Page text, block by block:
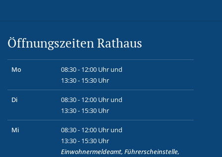
Öffnungszeiten Rathaus
Mo
08:30 - 12:00 Uhr und
13:30 - 15:30 Uhr
Di
08:30 - 12:00 Uhr und
13:30 - 15:30 Uhr
Mi
08:30 - 12:00 Uhr und
13:30 - 15:30 Uhr
Einwohnermeldeamt, Führerscheinstelle,